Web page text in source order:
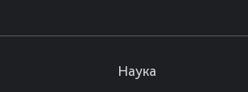
Наука